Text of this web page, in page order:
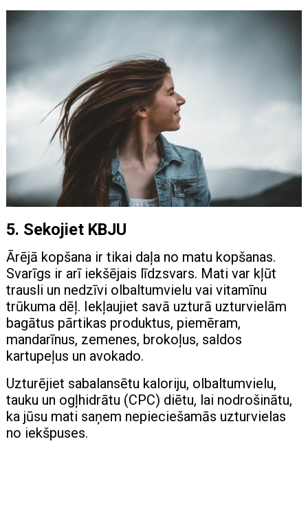
5. Sekojiet KBJU
Ārējā kopšana ir tikai daļa no matu kopšanas.
Svarīgs ir arī iekšējais līdzsvars. Mati var kļūt
trausli un nedzīvi olbaltumvielu vai vitamīnu
trūkuma dēļ. Iekļaujiet savā uzturā uzturvielām
bagātus pārtikas produktus, piemēram,
mandarīnus, zemenes, brokoļus, saldos
kartupeļus un avokado.
Uzturējiet sabalansētu kaloriju, olbaltumvielu,
tauku un ogļhidrātu (CPC) diētu, lai nodrošinātu,
ka jūsu mati saņem nepieciešamās uzturvielas
no iekšpuses.